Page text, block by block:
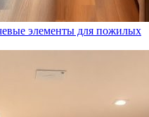
элементы для пожилых